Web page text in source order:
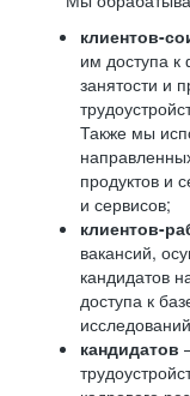
клиентов-
им доступа к
занятости и
Также мы
продуктов и
и сервисов;
клиентов-
вакансий,
кандидатов
доступа к
кандидатов